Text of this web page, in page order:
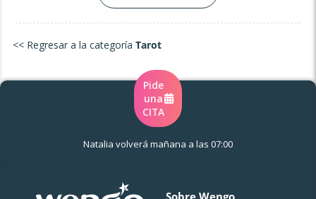
<< Regresar a la categoría Tarot
Pide
una
CITA
Natalia volverá mañana a las 07:00
Sobre Wengo